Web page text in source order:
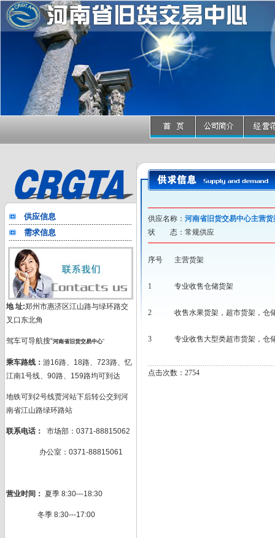
供应信息
需求信息
地 址:郑州市惠济区江山路与绿环路交
叉口东北角
驾车可导航搜“河南省旧货交易中心”
乘车路线： 游16路、18路、723路、忆
江南1号线、90路、159路均可到达
地铁可到2号线贾河站下后转公交到河
南省江山路绿环路站
联系电话： 市场部：0371-88815062
办公室：0371-88815061
营业时间： 夏季 8:30---18:30
冬季 8:30---17:00
供应名称： 河南省旧货交易中心主营货
状 态：常规供应
序号 主营货架
1 专业收售仓储货架
2 收售水果货架，超市货架，仓
3 专业收售大型类超市货架，仓
点击次数：2754